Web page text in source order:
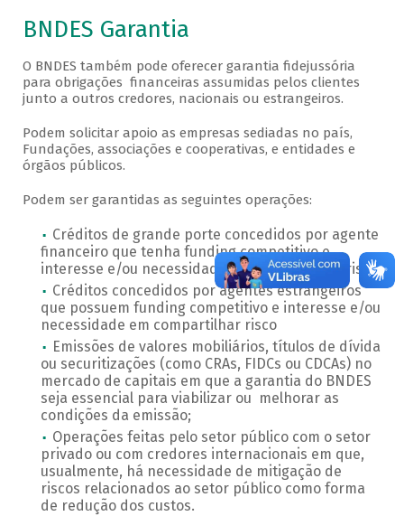
BNDES Garantia
O BNDES também pode oferecer garantia fidejussória
para obrigações financeiras assumidas pelos clientes
junto a outros credores, nacionais ou estrangeiros.
Podem solicitar apoio as empresas sediadas no país,
Fundações, associações e cooperativas, e entidades e
órgãos públicos.
Podem ser garantidas as seguintes operações:
Créditos de grande porte concedidos por agente
financeiro que tenha funding competitivo e
interesse e/ou necessidade em compartilhar risco
Créditos concedidos por agentes estrangeiros
que possuem funding competitivo e interesse e/ou
necessidade em compartilhar risco
Emissões de valores mobiliários, títulos de dívida
ou securitizações (como CRAs, FIDCs ou CDCAs) no
mercado de capitais em que a garantia do BNDES
seja essencial para viabilizar ou melhorar as
condições da emissão;
Operações feitas pelo setor público com o setor
privado ou com credores internacionais em que,
usualmente, há necessidade de mitigação de
riscos relacionados ao setor público como forma
de redução dos custos.